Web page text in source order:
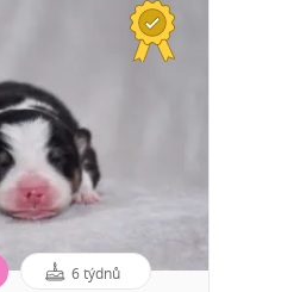
6 týdnů